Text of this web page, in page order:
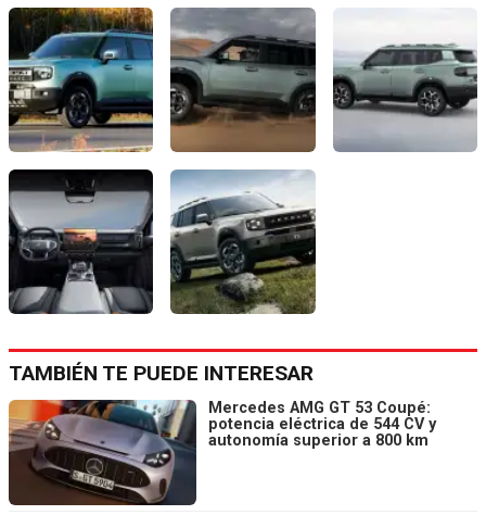
TAMBIÉN TE PUEDE INTERESAR
Mercedes AMG GT 53 Coupé:
potencia eléctrica de 544 CV y
autonomía superior a 800 km